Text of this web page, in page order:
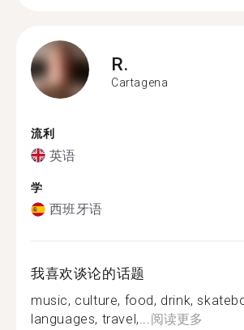
R.
Cartagena
流利
英语
学
西班牙语
我喜欢谈论的话题
music, culture, food, drink,
languages, travel,...阅读更多